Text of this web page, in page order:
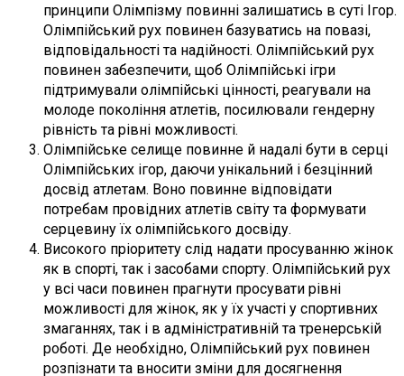
принципи Олімпізму повинні залишатись в суті Ігор.
Олімпійський рух повинен базуватись на повазі,
відповідальності та надійності. Олімпійський рух
повинен забезпечити, щоб Олімпійські ігри
підтримували олімпійські цінності, реагували на
молоде покоління атлетів, посилювали гендерну
рівність та рівні можливості.
Олімпійське селище повинне й надалі бути в серці
Олімпійських ігор, даючи унікальний і безцінний
досвід атлетам. Воно повинне відповідати
потребам провідних атлетів світу та формувати
серцевину їх олімпійського досвіду.
Високого пріоритету слід надати просуванню жінок
як в спорті, так і засобами спорту. Олімпійський рух
у всі часи повинен прагнути просувати рівні
можливості для жінок, як у їх участі у спортивних
змаганнях, так і в адміністративній та тренерській
роботі. Де необхідно, Олімпійський рух повинен
розпізнати та вносити зміни для досягнення